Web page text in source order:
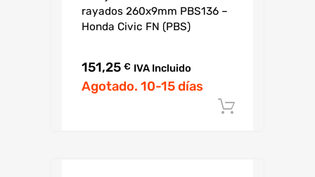
rayados 260x9mm PBS136 –
Honda Civic FN (PBS)
151,25 € IVA Incluido
Agotado. 10-15 días